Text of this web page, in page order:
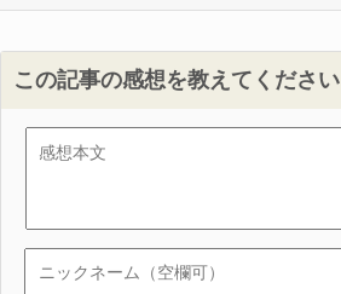
この記事の感想を教えてください